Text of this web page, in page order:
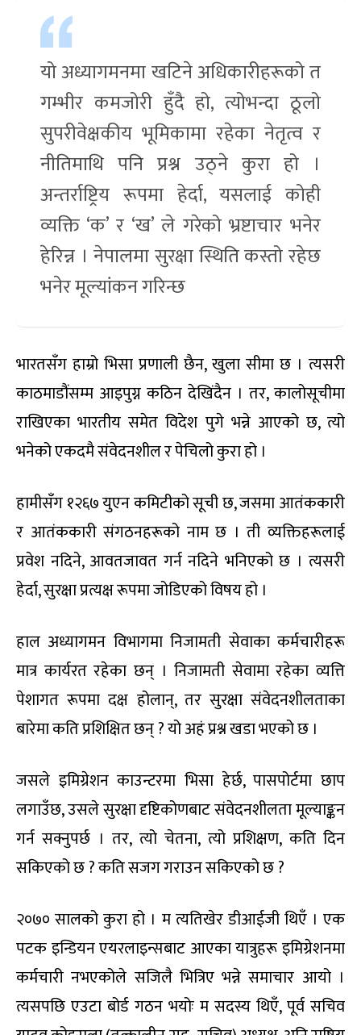
यो अध्यागमनमा खटिने अधिकारीहरूको त
गम्भीर कमजोरी हुँदै हो, त्योभन्दा ठूलो
सुपरीवेक्षकीय भूमिकामा रहेका नेतृत्व र
नीतिमाथि पनि प्रश्न उठ्ने कुरा हो ।
अन्तर्राष्ट्रिय रूपमा हेर्दा, यसलाई कोही
व्यक्ति ‘क’ र ‘ख’ ले गरेको भ्रष्टाचार भनेर
हेरिन्न । नेपालमा सुरक्षा स्थिति कस्तो रहेछ
भनेर मूल्यांकन गरिन्छ
भारतसँग हाम्रो भिसा प्रणाली छैन, खुला सीमा छ । त्यसरी
काठमाडौंसम्म आइपुग्न कठिन देखिंदैन । तर, कालोसूचीमा
राखिएका भारतीय समेत विदेश पुगे भन्ने आएको छ, त्यो
भनेको एकदमै संवेदनशील र पेचिलो कुरा हो ।
हामीसँग १२६७ युएन कमिटीको सूची छ, जसमा आतंककारी
र आतंककारी संगठनहरूको नाम छ । ती व्यक्तिहरूलाई
प्रवेश नदिने, आवतजावत गर्न नदिने भनिएको छ । त्यसरी
हेर्दा, सुरक्षा प्रत्यक्ष रूपमा जोडिएको विषय हो ।
हाल अध्यागमन विभागमा निजामती सेवाका कर्मचारीहरू
मात्र कार्यरत रहेका छन् । निजामती सेवामा रहेका व्यत्ति
पेशागत रूपमा दक्ष होलान्, तर सुरक्षा संवेदनशीलताका
बारेमा कति प्रशिक्षित छन् ? यो अहं प्रश्न खडा भएको छ ।
जसले इमिग्रेशन काउन्टरमा भिसा हेर्छ, पासपोर्टमा छाप
लगाउँछ, उसले सुरक्षा दृष्टिकोणबाट संवेदनशीलता मूल्याङ्कन
गर्न सक्नुपर्छ । तर, त्यो चेतना, त्यो प्रशिक्षण, कति दिन
सकिएको छ ? कति सजग गराउन सकिएको छ ?
२०७० सालको कुरा हो । म त्यतिखेर डीआईजी थिएँ । एक
पटक इन्डियन एयरलाइन्सबाट आएका यात्रुहरू इमिग्रेशनमा
कर्मचारी नभएकोले सजिलै भित्रिए भन्ने समाचार आयो ।
त्यसपछि एउटा बोर्ड गठन भयोः म सदस्य थिएँ, पूर्व सचिव